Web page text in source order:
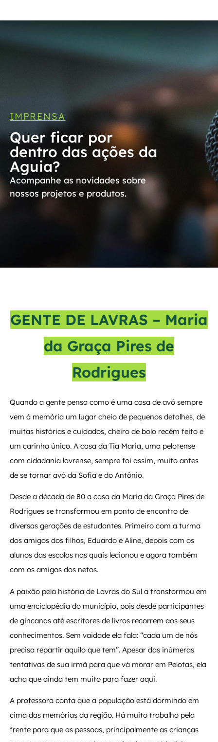
IMPRENSA
Quer ficar por
dentro das ações da
Aguia?
Acompanhe as novidades sobre
nossos projetos e produtos.
GENTE DE LAVRAS – Maria
da Graça Pires de
Rodrigues
Quando a gente pensa como é uma casa de avó sempre
vem à memória um lugar cheio de pequenos detalhes, de
muitas histórias e cuidados, cheiro de bolo recém feito e
um carinho único. A casa da Tia Maria, uma pelotense
com cidadania lavrense, sempre foi assim, muito antes
de se tornar avó da Sofia e do Antônio.
Desde a década de 80 a casa da Maria da Graça Pires de
Rodrigues se transformou em ponto de encontro de
diversas gerações de estudantes. Primeiro com a turma
dos amigos dos filhos, Eduardo e Aline, depois com os
alunos das escolas nas quais lecionou e agora também
com os amigos dos netos.
A paixão pela história de Lavras do Sul a transformou em
uma enciclopédia do município, pois desde participantes
de gincanas até escritores de livros recorrem aos seus
conhecimentos. Sem vaidade ela fala: “cada um de nós
precisa repartir aquilo que tem”. Apesar das inúmeras
tentativas de sua irmã para que vá morar em Pelotas, ela
acha que ainda tem muito para fazer aqui.
A professora conta que a população está dormindo em
cima das memórias da região. Há muito trabalho pela
frente para que as pessoas, principalmente as crianças